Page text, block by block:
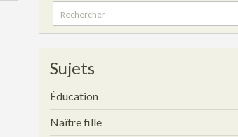
Search
for:
Sujets
Éducation
Naître fille